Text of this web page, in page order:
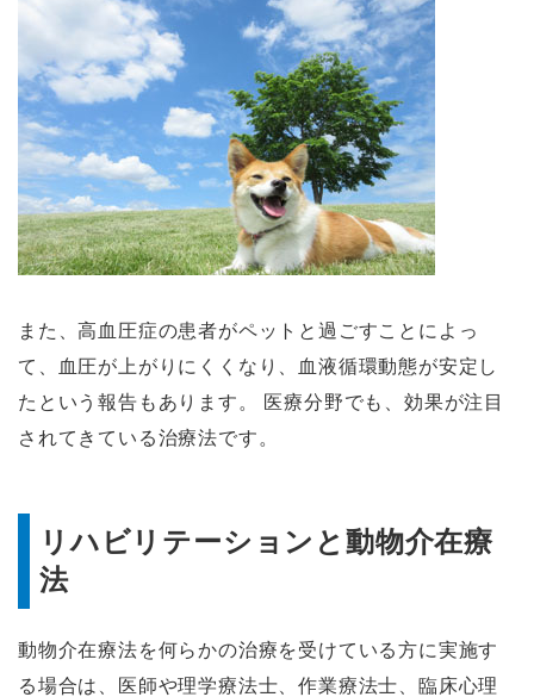
また、高血圧症の患者がペットと過ごすことによっ
て、血圧が上がりにくくなり、血液循環動態が安定し
たという報告もあります。 医療分野でも、効果が注目
されてきている治療法です。
リハビリテーションと動物介在療
法
動物介在療法を何らかの治療を受けている方に実施す
る場合は、医師や理学療法士、作業療法士、臨床心理